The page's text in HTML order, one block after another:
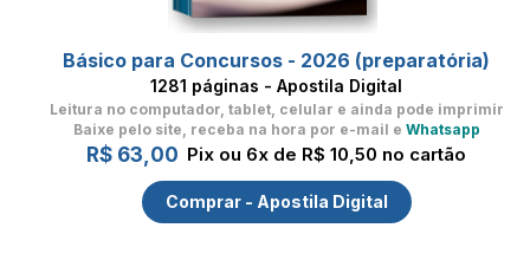
Básico para Concursos - 2026 (preparatória)
1281 páginas - Apostila Digital
Leitura no computador, tablet, celular e ainda pode imprimir
Baixe pelo site, receba na hora por e-mail e Whatsapp
R$ 63,00 Pix ou 6x de R$ 10,50 no cartão
Comprar - Apostila Digital